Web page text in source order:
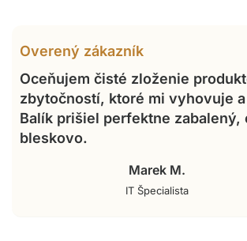
Overený zákazník
Oceňujem čisté zloženie
zbytočností, ktoré mi vyhovuje
Balík prišiel perfektne zabalený,
bleskovo.
Marek M.
IT Špecialista